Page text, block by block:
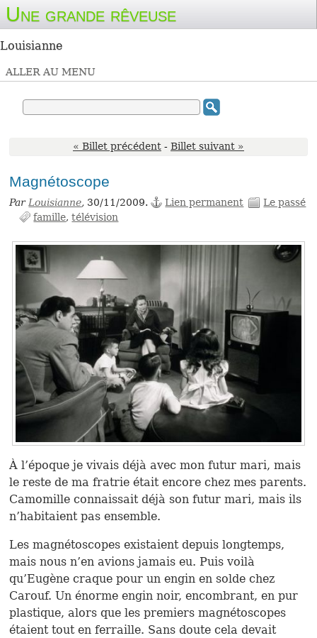
Une grande rêveuse
Louisianne
ALLER AU MENU
« Billet précédent - Billet suivant »
Magnétoscope
ParLouisianne, 30/11/2009. Lien permanent
Le passé
famille télévision
À l’époque je vivais déjà avec mon futur mari, mais
le reste de ma fratrie était encore chez mes parents.
Camomille connaissait déjà son futur mari, mais ils
n’habitaient pas ensemble.
Les magnétoscopes existaient depuis longtemps,
mais nous n’en avions jamais eu. Puis voilà
qu’Eugène craque pour un engin en solde chez
Carouf. Un énorme engin noir, encombrant, en pur
plastique, alors que les premiers magnétoscopes
étaient tout en ferraille. Sans doute cela devait